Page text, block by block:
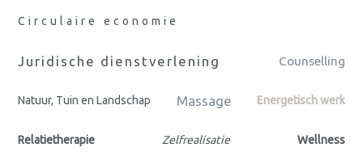
Circulaire economie
Juridische dienstverlening Counselling
Natuur, Tuin en Landschap Massage Energetisch werk
Relatietherapie Zelfrealisatie Wellness